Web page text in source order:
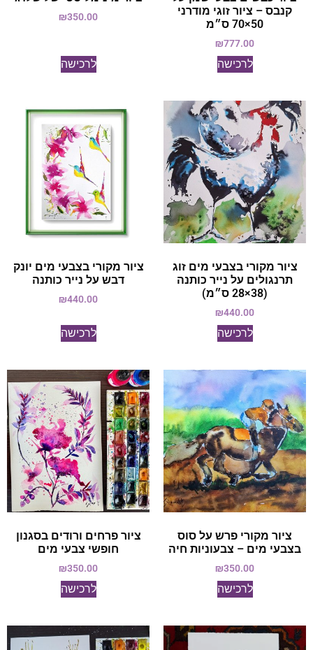
קנבס – ציור זוגי מודרני
50×70 ס״מ
₪777.00
לרכישה
₪350.00
לרכישה
ציור מקורי בצבעי מים זוג
תרנגולים על נייר כותנה
(38×28 ס״מ)
₪440.00
לרכישה
ציור מקורי בצבעי מים יונק
דבש על נייר כותנה
₪440.00
לרכישה
ציור מקורי פרש על סוס
בצבעי מים – צבעוניות חיה
₪350.00
לרכישה
ציור פרחים ורודים בסגנון
חופשי צבעי מים
₪350.00
לרכישה